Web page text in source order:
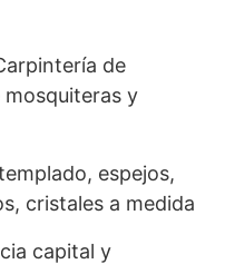
de
y
espejos,
cristales a medida
capital y